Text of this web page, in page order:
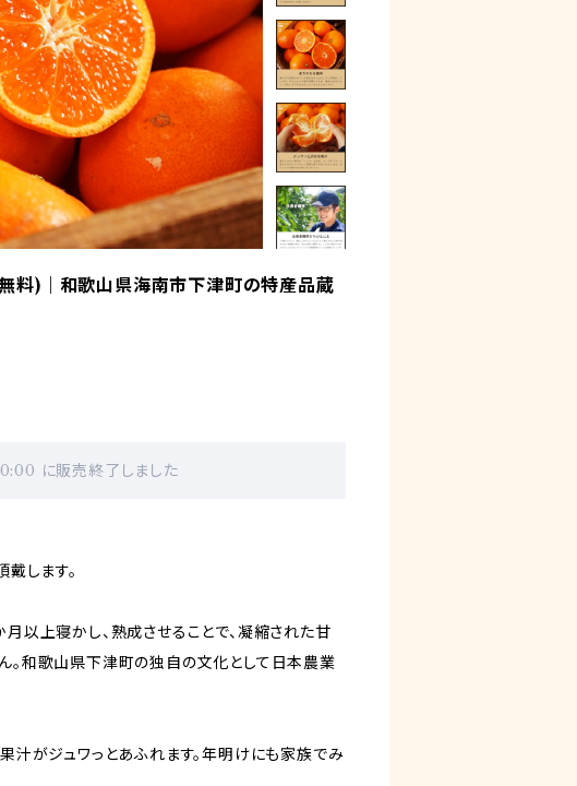
)｜和歌山県海南市下津町の特産品蔵
に販売終了しました
します。
以上寝かし、熟成させることで、凝縮された甘
。和歌山県下津町の独自の文化として日本農業
汁がジュワっとあふれます。年明けにも家族でみ